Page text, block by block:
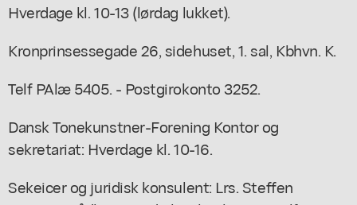
Hverdage kl. 10-13 (lørdag lukket).
Kronprinsessegade 26, sidehuset, 1. sal, Kbhvn. K.
Telf PAlæ 5405. - Postgirokonto 3252.
Dansk Tonekunstner-Forening Kontor og
sekretariat: Hverdage kl. 10-16.
Sekeicer og juridisk konsulent: Lrs. Steffen